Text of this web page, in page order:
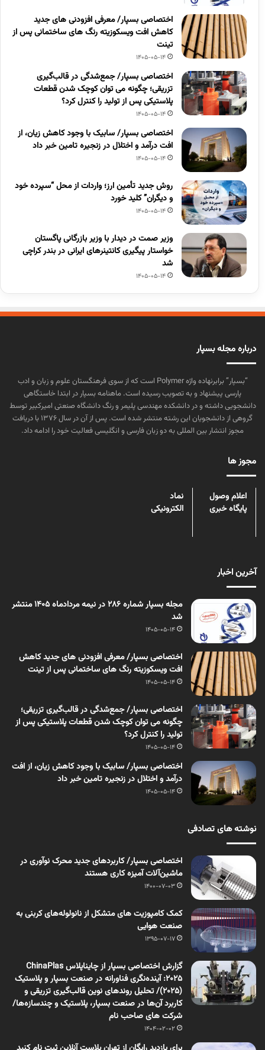
اختصاصی بسپار/ معرفی افزودنی های جدید
کاهش افت ویسکوزیته رنگ های ساختمانی پس از
تینت
1405-05-14
اختصاصی بسپار/ جمع‌شدگی در قالب‌گیری
تزریقی؛ چگونه می توان کوچک شدن قطعات
پلاستیکی پس از تولید را کنترل کرد؟
1405-05-14
اختصاصی بسپار/ سابیک با وجود کاهش زیان، از
افت درآمد و اختلال در زنجیره تامین خبر داد
1405-05-14
روش جدید تأمین ارز؛ واردات از محل “سپرده خود
و دیگران” کلید خورد
1405-05-14
وزیر صمت در دیدار با وزیر بازرگانی پاگستان
خواستار پیگیری کانتینرهای ایرانی در بندر کراچی
شد
1405-05-14
درباره مجله بسپار
“بسپار” برابرنهاده واژه Polymer است که از سوی فرهنگستان علوم و زبان و ادب
پارسی پیشنهاد و به تصویب رسیده است. ماهنامه بسپار در ابتدا خاستگاهی
دانشجویی داشته و در دانشکده مهندسی پلیمر و رنگ دانشگاه صنعتی امیرکبیر توسط
گروهی از دانشجویان این رشته منتشر شده است. پس از آن در سال ۱۳۷۶ با دریافت
مجوز انتشار بین المللی به دو زبان فارسی و انگلیسی فعالیت خود را ادامه داد.
مجوز ها
اعلام وصول
پایگاه خبری
نماد
الکترونیکی
آخرین اخبار
مجله بسپار شماره 286 در نیمه مردادماه 1405 منتشر
شد
1405-05-14
اختصاصی بسپار/ معرفی افزودنی های جدید کاهش
افت ویسکوزیته رنگ های ساختمانی پس از تینت
1405-05-14
اختصاصی بسپار/ جمع‌شدگی در قالب‌گیری تزریقی؛
چگونه می توان کوچک شدن قطعات پلاستیکی پس از
تولید را کنترل کرد؟
1405-05-14
اختصاصی بسپار/ سابیک با وجود کاهش زیان، از افت
درآمد و اختلال در زنجیره تامین خبر داد
1405-05-14
نوشته های تصادفی
اختصاصی بسپار/ کاربردهای جدید محرک نوآوری در
ماشین‌‌آلات آمیزه کاری هستند
1400-07-03
کمک کامپوزیت های متشکل از نانولوله‌های کربنی به
صنعت هوایی
1395-07-17
گزارش اختصاصی بسپار از چایناپلاس ChinaPlas
2025: آینده‌نگری فناورانه در صنعت بسپار و پلاستیک
(2025)/ تحلیل روندهای نوین قالب‌گیری تزریقی و
کاربرد آن‌ها در صنعت بسپار، پلاستیک و چندسازه‌ها/
شرکت های صاحب نام
1404-02-02